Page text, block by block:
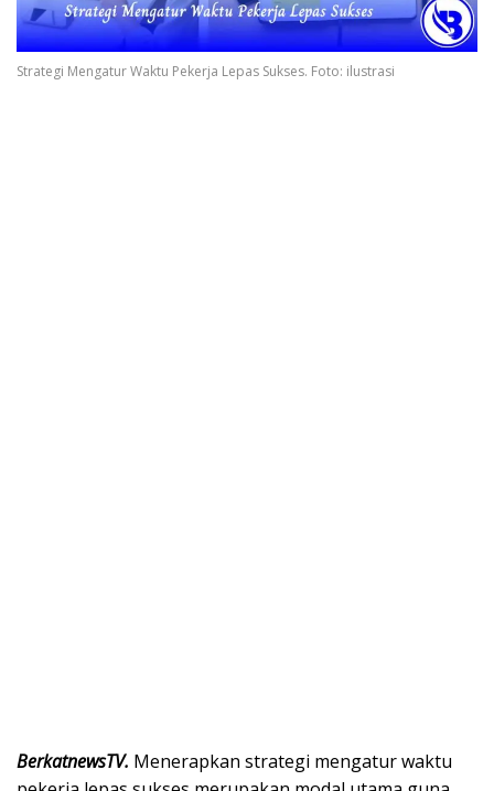
Strategi Mengatur Waktu Pekerja Lepas Sukses. Foto: ilustrasi
BerkatnewsTV. Menerapkan strategi mengatur waktu